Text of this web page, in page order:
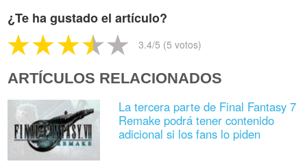
¿Te ha gustado el artículo?
3.4/5 (5 votos)
ARTÍCULOS RELACIONADOS
La tercera parte de Final Fantasy 7
Remake podrá tener contenido
adicional si los fans lo piden